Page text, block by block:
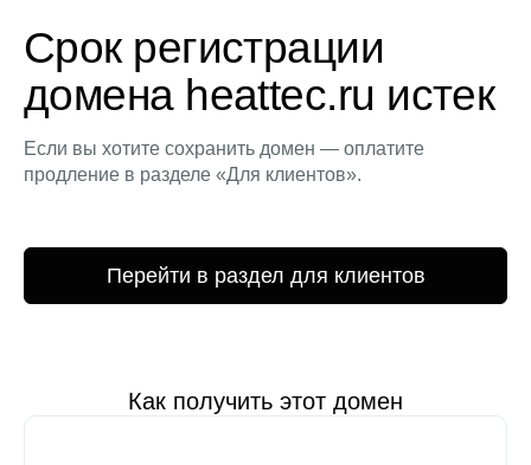
Срок регистрации
домена heattec.ru истек
Если вы хотите сохранить домен — оплатите
продление в разделе «Для клиентов».
Перейти в раздел для клиентов
Как получить этот домен